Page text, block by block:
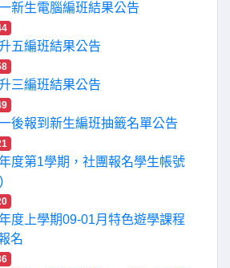
新生電腦編班結果公告
五編班結果公告
三編班結果公告
後報到新生編班抽籤名單公告
度第1學期，社團報名學生帳號
度上學期09-01月特色遊學課程
名